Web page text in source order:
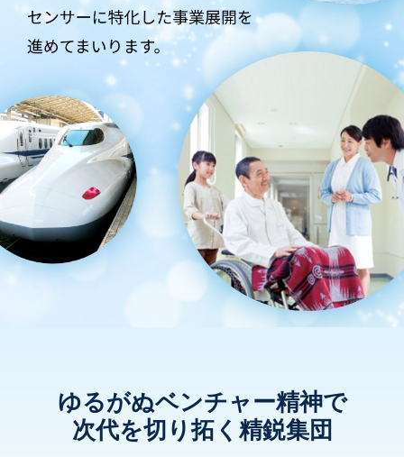
ゆるがぬベンチャー精神で
次代を切り拓く精鋭集団